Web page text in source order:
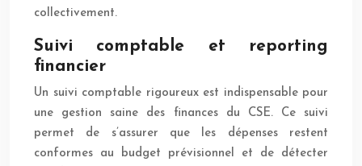
collectivement.
Suivi comptable et reporting
financier
Un suivi comptable rigoureux est indispensable pour
une gestion saine des finances du CSE. Ce suivi
permet de s’assurer que les dépenses restent
conformes au budget prévisionnel et de détecter